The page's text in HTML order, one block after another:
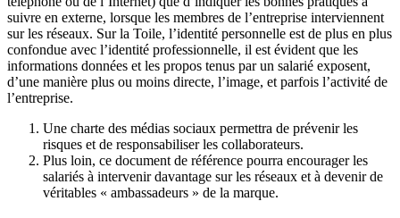
suivre en externe, lorsque les membres de l’entreprise interviennent
sur les réseaux. Sur la Toile, l’identité personnelle est de plus en plus
confondue avec l’identité professionnelle, il est évident que les
informations données et les propos tenus par un salarié exposent,
d’une manière plus ou moins directe, l’image, et parfois l’activité de
l’entreprise.
Une charte des médias sociaux permettra de prévenir les
risques et de responsabiliser les collaborateurs.
Plus loin, ce document de référence pourra encourager les
salariés à intervenir davantage sur les réseaux et à devenir de
véritables « ambassadeurs » de la marque.